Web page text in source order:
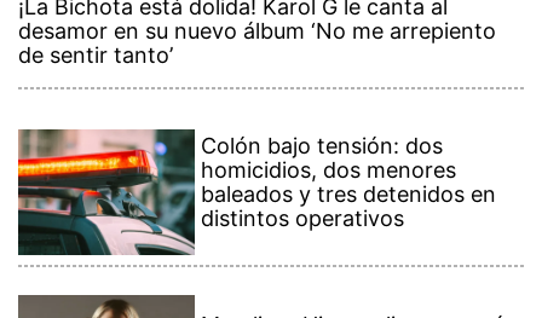
¡La Bichota está dolida! Karol G le canta al
desamor en su nuevo álbum ‘No me arrepiento
de sentir tanto’
Colón bajo tensión: dos
homicidios, dos menores
baleados y tres detenidos en
distintos operativos